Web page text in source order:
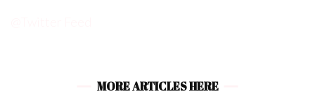
MORE ARTICLES HERE